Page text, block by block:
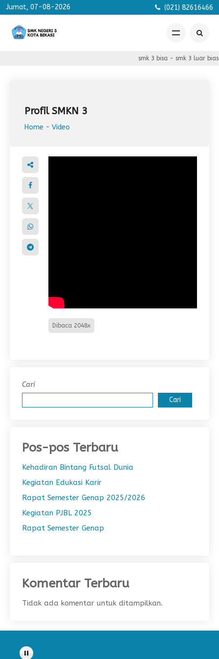
Jumat, 07-08-2026 (021) 82616466
smk 3 bisa - smk 3 luar
Profil SMKN 3
Home - Video
Dibaca 2048x
Cari
Cari
Pos-pos Terbaru
Kehadiran Bintang Futsal Dunia
Kegiatan Edukasi Karir
Rapat Semester Genap 2025/2026
Kegiatan PJBL 2025
Rapat Semester Genap
Komentar Terbaru
Tidak ada komentar untuk ditampilkan.